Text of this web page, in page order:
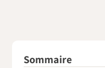
Sommaire